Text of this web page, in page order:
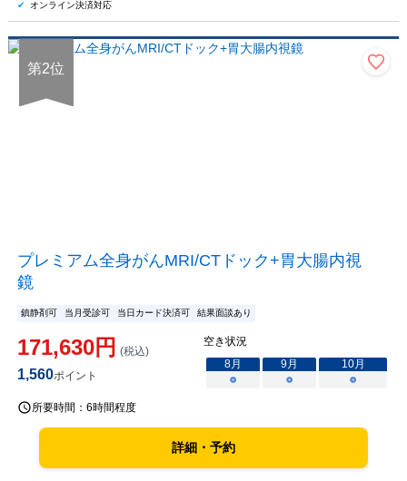
オンライン決済対応
第2位
プレミアム全身がんMRI/CTドック+胃大腸内視
鏡
鎮静剤可 当月受診可 当日カード決済可 結果面談あり
171,630円 (税込)
1,560ポイント
空き状況
8月 9月 10月
○
○ ○
所要時間： 6時間程度
詳細・予約